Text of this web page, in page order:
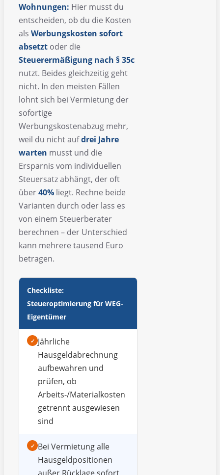
Wohnungen: Hier musst du
entscheiden, ob du die Kosten
als Werbungskosten sofort
absetzt oder die
Steuerermäßigung nach § 35c
nutzt. Beides gleichzeitig geht
nicht. In den meisten Fällen
lohnt sich bei Vermietung der
sofortige
Werbungskostenabzug mehr,
weil du nicht aufdrei Jahre
warten musst und die
Ersparnis vom individuellen
Steuersatz abhängt, der oft
über40% liegt. Rechne beide
Varianten durch oder lass es
von einem Steuerberater
berechnen – der Unterschied
kann mehrere tausend Euro
betragen.
Checkliste:
Steueroptimierung für WEG-
Eigentümer
✓ Jährliche
Hausgeldabrechnung
aufbewahren und
prüfen, ob
Arbeits-/Materialkosten
getrennt ausgewiesen
sind
✓ Bei Vermietung alle
Hausgeldpositionen